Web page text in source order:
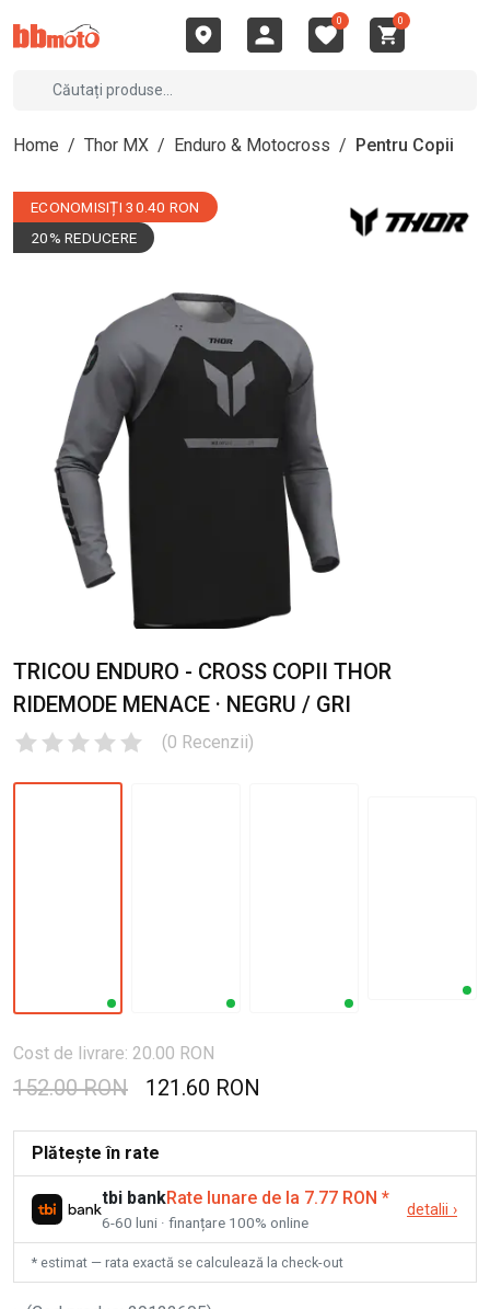
0 0
Home / Thor MX / Enduro & Motocross / Pentru Copii
ECONOMISIȚI 30.40 RON
20% REDUCERE
TRICOU ENDURO - CROSS COPII THOR
RIDEMODE MENACE · NEGRU / GRI
(0 Recenzii)
Cost de livrare: 20.00 RON
152.00 RON 121.60 RON
Plătește în rate
tbi bankRate lunare de la 7.77 RON *
6-60 luni · finanțare 100% online
detalii ›
* estimat — rata exactă se calculează la check-out